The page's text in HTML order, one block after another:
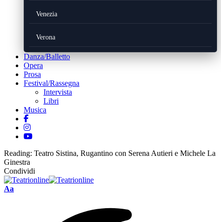
Venezia
Verona
Danza/Balletto
Opera
Prosa
Festival/Rassegna
Intervista
Libri
Musica
Reading: Teatro Sistina, Rugantino con Serena Autieri e Michele La
Ginestra
Condividi
Font
Aa